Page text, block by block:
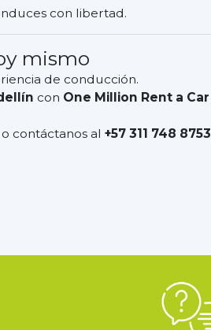
con libertad.
mismo
de conducción.
con One Million Rent a Car
o contáctanos al +57 311 748 8753